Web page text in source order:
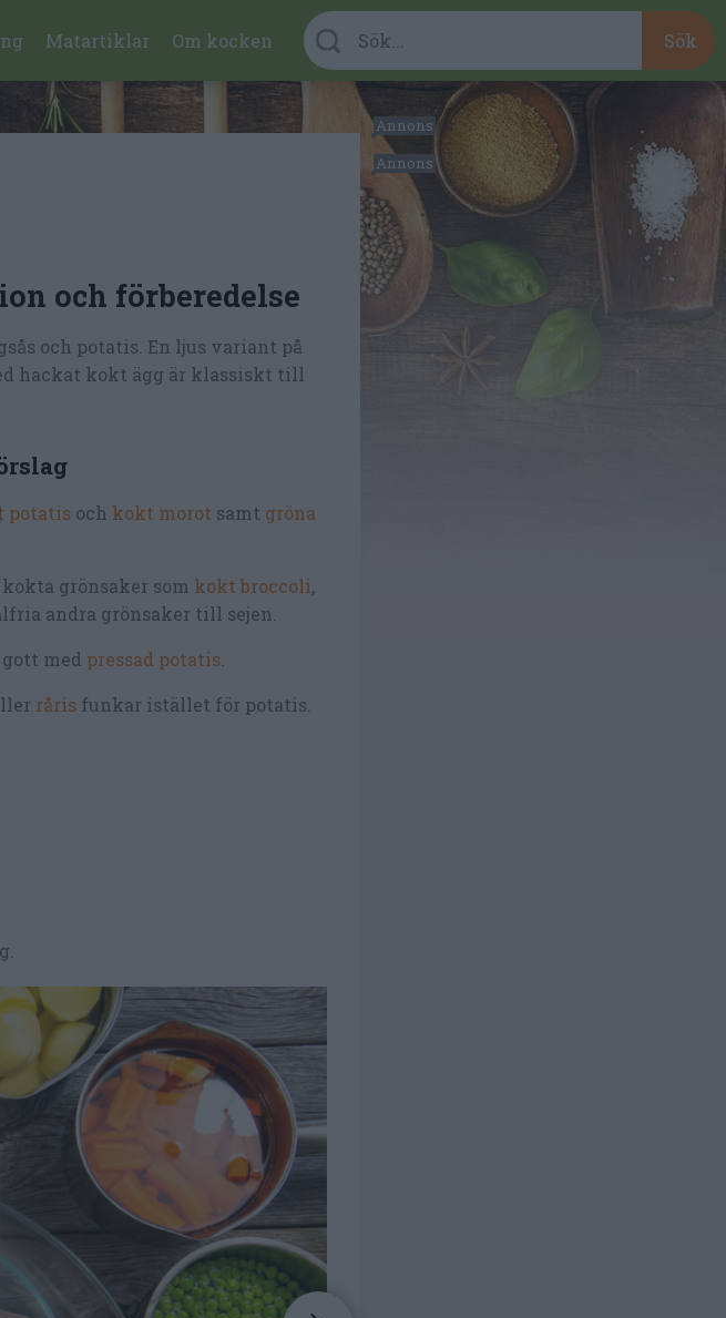
Matartiklar Om kocken
och förberedelse
och potatis. En ljus variant på
hackat kokt ägg är klassiskt till
potatis och kokt morot samt gröna
grönsaker som kokt broccoli,
andra grönsaker till sejen.
med pressad potatis
råris funkar istället för potatis.